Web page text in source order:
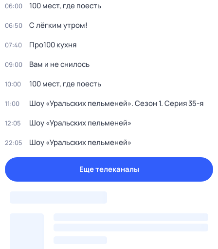
06:00 100 мест, где поесть
06:50 С лёгким утром!
07:40 Про100 кухня
09:00 Вам и не снилось
10:00 100 мест, где поесть
11:00 Шоу «Уральских пельменей». Сезон 1. Серия 35-я
12:05 Шоу «Уральских пельменей»
22:05 Шоу «Уральских пельменей»
Еще телеканалы